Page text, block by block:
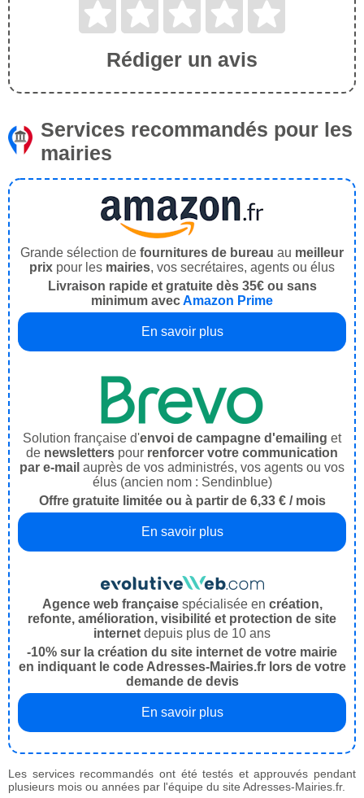
Rédiger un avis
Services recommandés pour les
mairies
Grande sélection de fournitures de bureau au meilleur
prix pour les mairies, vos secrétaires, agents ou élus
Livraison rapide et gratuite dès 35€ ou sans
minimum avecAmazon Prime
En savoir plus
Solution française d'envoi de campagne d'emailing et
de newsletters pour renforcer votre communication
par e-mail auprès de vos administrés, vos agents ou vos
élus (ancien nom : Sendinblue)
Offre gratuite limitée ou à partir de 6,33 € / mois
En savoir plus
Agence web françaisespécialisée en création,
refonte, amélioration, visibilité et protection de site
internet depuis plus de 10 ans
-10% sur la création du site internet de votre mairie
en indiquant le code Adresses-Mairies.fr lors de votre
demande de devis
En savoir plus
Les services recommandés ont été testés et approuvés pendant
plusieurs mois ou années par l'équipe du site Adresses-Mairies.fr.